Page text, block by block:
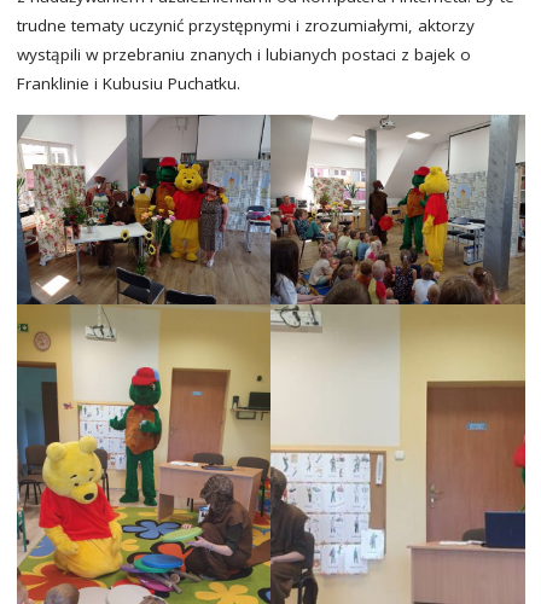
trudne tematy uczynić przystępnymi i zrozumiałymi, aktorzy
wystąpili w przebraniu znanych i lubianych postaci z bajek o
Franklinie i Kubusiu Puchatku.